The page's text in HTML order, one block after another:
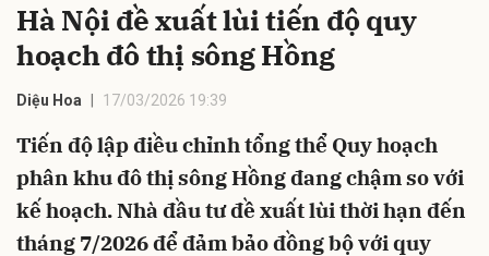
Hà Nội đề xuất lùi tiến độ quy
hoạch đô thị sông Hồng
Diệu Hoa 17/03/2026 19:39
Tiến độ lập điều chỉnh tổng thể Quy hoạch
phân khu đô thị sông Hồng đang chậm so với
kế hoạch. Nhà đầu tư đề xuất lùi thời hạn đến
tháng 7/2026 để đảm bảo đồng bộ với quy
Hủy